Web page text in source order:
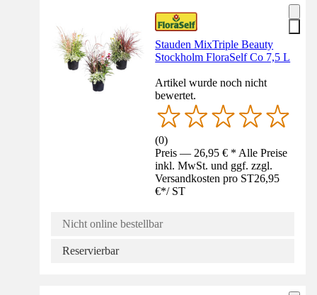
Stauden MixTriple Beauty
Stockholm FloraSelf Co 7,5 L
Artikel wurde noch nicht
bewertet.
(0)
Preis — 26,95 € * Alle Preise
inkl. MwSt. und ggf. zzgl.
Versandkosten pro ST26,95
€*/ ST
Nicht online bestellbar
Reservierbar